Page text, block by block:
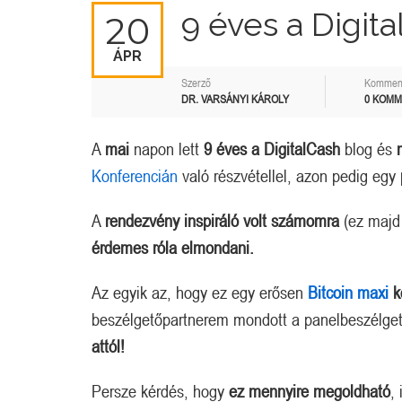
20
ÁPR
9 éves a
Szerző
DR. VARSÁNYI KÁROLY
0
A mai napon lett 9 éves a DigitalCash blog és
Konferencián való részvétellel, azon pedig egy
A rendezvény inspiráló volt számomra (ez
érdemes róla elmondani.
Az egyik az, hogy ez egy erősen Bitcoin maxi
beszélgetőpartnerem mondott a
attól!
Persze kérdés, hogy ez mennyire megoldható,